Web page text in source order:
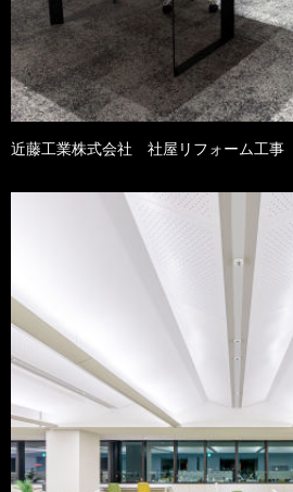
近藤工業株式会社 社屋リフォーム工事